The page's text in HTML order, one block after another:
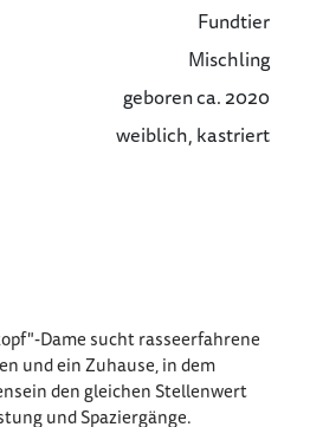
Fundtier
Mischling
geboren ca. 2020
weiblich, kastriert
Dame sucht rasseerfahrene
und ein Zuhause, in dem
den gleichen Stellenwert
und Spaziergänge.